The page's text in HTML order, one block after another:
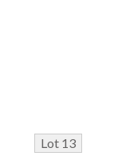
Lot 13